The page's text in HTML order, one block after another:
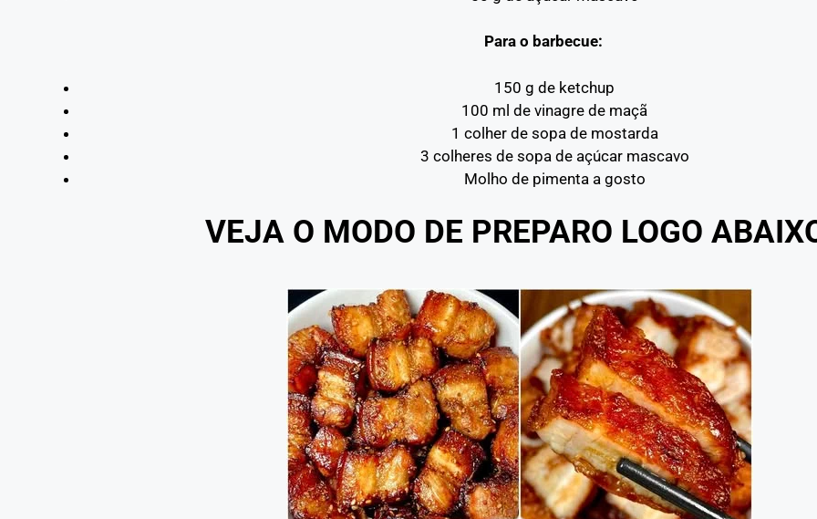
Para o barbecue:
150 g de ketchup
100 ml de vinagre de maçã
1 colher de sopa de mostarda
3 colheres de sopa de açúcar mascavo
Molho de pimenta a gosto
VEJA O MODO DE PREPARO LOGO